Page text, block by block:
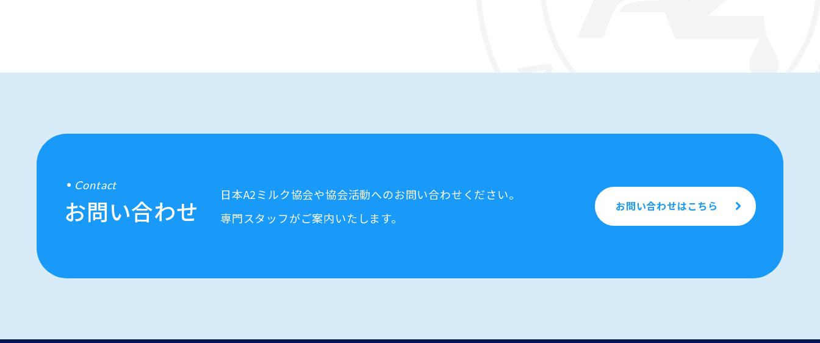
Contact
お問い合わせ
日本A2ミルク協会や協会活動へのお問い合わせください。
専門スタッフがご案内いたします。
お問い合わせはこちら